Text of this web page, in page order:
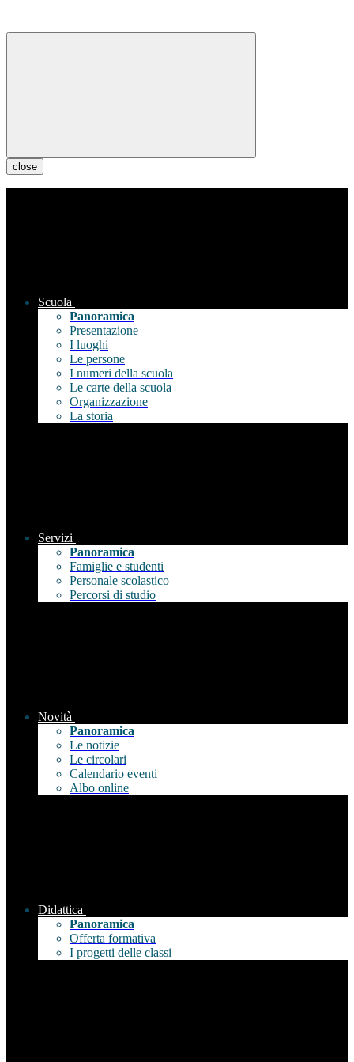
close
Scuola
Panoramica
Presentazione
I luoghi
Le persone
I numeri della scuola
Le carte della scuola
Organizzazione
La storia
Servizi
Panoramica
Famiglie e studenti
Personale scolastico
Percorsi di studio
Novità
Panoramica
Le notizie
Le circolari
Calendario eventi
Albo online
Didattica
Panoramica
Offerta formativa
I progetti delle classi